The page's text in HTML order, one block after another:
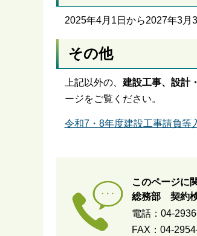
2025年4月1日から2027年3月
その他
上記以外の、 建設工事、設計
ージをご覧ください。
令和7・8年度建設工事請負等
このページに
総務部 契約
電話：04-
FAX：04-